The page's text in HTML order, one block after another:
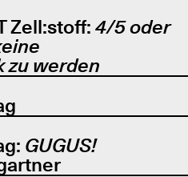
Zell:stoff: 4/5 oder
zu werden
GUGUS!